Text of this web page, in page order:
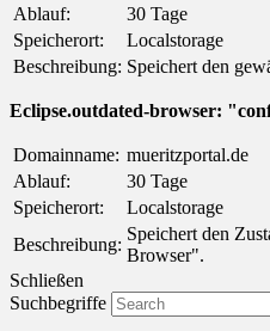
Ablauf:
30 Tage
Speicherort:
Localstorage
Beschreibung: Speichert den
Eclipse.outdated-browser:
Domainname: mueritzportal.de
Ablauf:
30 Tage
Speicherort:
Localstorage
Beschreibung:
Speichert den
Browser".
Schließen
Suchbegriffe